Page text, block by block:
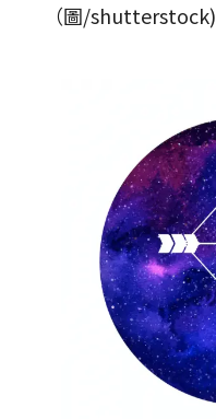
（圖/shutterstock)